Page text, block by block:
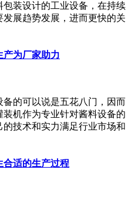
装设计的工业设备，在持续
展趋势发展，进而更快的关
产为厂家助力
的可以说是五花八门，因而
机作为专业针对酱料设备的
技术和实力满足行业市场和
合适的生产过程